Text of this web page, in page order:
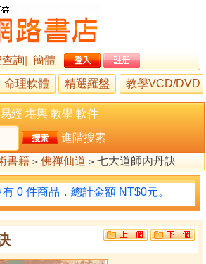
詢
簡體
命理軟體 精選羅盤 教學VCD/DVD
易經 堪輿 教學 軟件
進階搜索
書籍 > 佛禪仙道 > 七大道師內丹訣
0 件商品，總計金額 NT$0元。